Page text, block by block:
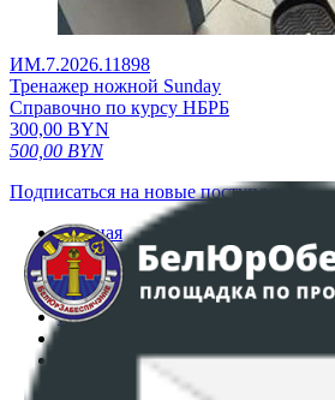
ИМ.7.2026.11898
Тренажер ножной Sunday
Справочно по курсу НБРБ
300,00 BYN
500,00 BYN
Подписаться на новые поступления
Главная
Аукционы
Интернет-магазин
Регламент организации и
Политика в отношении